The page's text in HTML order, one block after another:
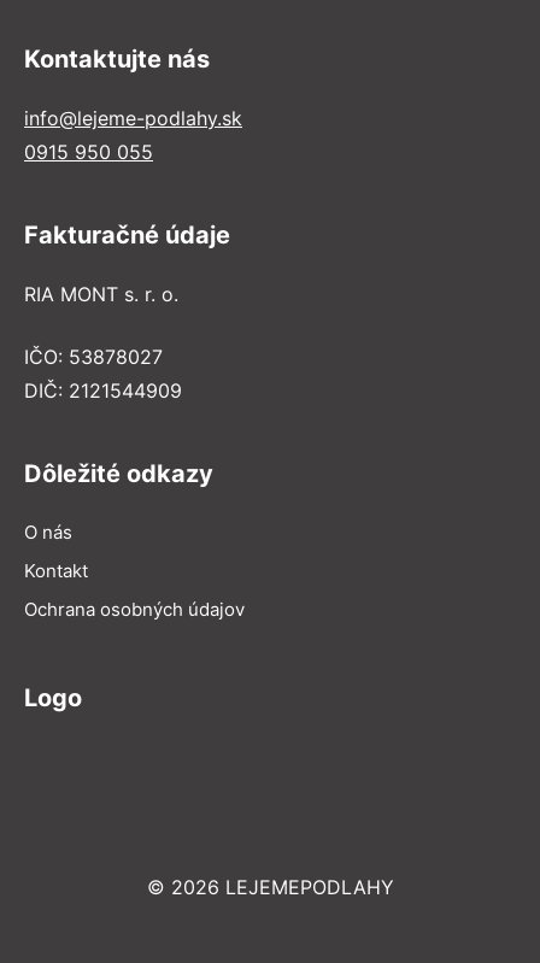
Kontaktujte nás
info@lejeme-podlahy.sk
0915 950 055
Fakturačné údaje
RIA MONT s. r. o.
IČO: 53878027
DIČ: 2121544909
Dôležité odkazy
O nás
Kontakt
Ochrana osobných údajov
Logo
© 2026 LEJEMEPODLAHY